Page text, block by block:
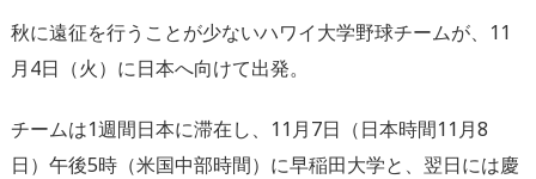
秋に遠征を行うことが少ないハワイ大学野球チームが、 11
月4日（火）に日本へ向けて出発。
チームは1週間日本に滞在し、11月7日（日本時間11月8
日） 午後5時（米国中部時間）に早稲田大学と、 翌日には慶